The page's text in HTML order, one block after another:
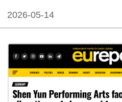
2026-05-14